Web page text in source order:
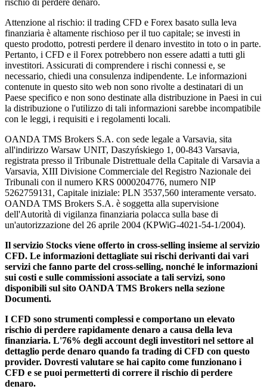
Attenzione al rischio: il trading CFD e Forex basato sulla leva
finanziaria è altamente rischioso per il tuo capitale; se investi in
questo prodotto, potresti perdere il denaro investito in toto o in parte.
Pertanto, i CFD e il Forex potrebbero non essere adatti a tutti gli
investitori. Assicurati di comprendere i rischi connessi e, se
necessario, chiedi una consulenza indipendente. Le informazioni
contenute in questo sito web non sono rivolte a destinatari di un
Paese specifico e non sono destinate alla distribuzione in Paesi in cui
la distribuzione o l'utilizzo di tali informazioni sarebbe incompatibile
con le leggi, i requisiti e i regolamenti locali.
OANDA TMS Brokers S.A. con sede legale a Varsavia, sita
all'indirizzo Warsaw UNIT, Daszyńskiego 1, 00-843 Varsavia,
registrata presso il Tribunale Distrettuale della Capitale di Varsavia a
Varsavia, XIII Divisione Commerciale del Registro Nazionale dei
Tribunali con il numero KRS 0000204776, numero NIP
5262759131, Capitale iniziale: PLN 3537,560 interamente versato.
OANDA TMS Brokers S.A. è soggetta alla supervisione
dell'Autorità di vigilanza finanziaria polacca sulla base di
un'autorizzazione del 26 aprile 2004 (KPWiG-4021-54-1/2004).
Il servizio Stocks viene offerto in cross-selling insieme al servizio
CFD. Le informazioni dettagliate sui rischi derivanti dai vari
servizi che fanno parte del cross-selling, nonché le informazioni
sui costi e sulle commissioni associate a tali servizi, sono
disponibili sul sito OANDA TMS Brokers nella sezione
Documenti.
I CFD sono strumenti complessi e comportano un elevato
rischio di perdere rapidamente denaro a causa della leva
finanziaria. L'76% degli account degli investitori nel settore al
dettaglio perde denaro quando fa trading di CFD con questo
provider. Dovresti valutare se hai capito come funzionano i
CFD e se puoi permetterti di correre il rischio di perdere
denaro.